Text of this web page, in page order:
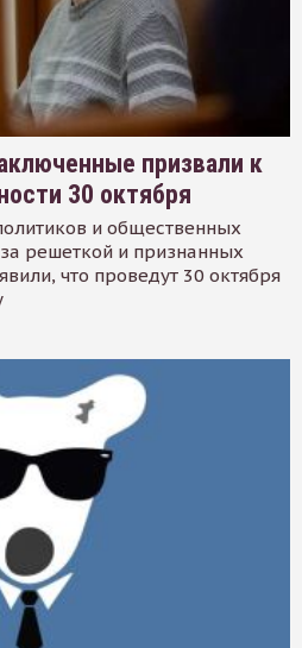
призвали к
30 октября
и общественных
решеткой и признанных
что проведут 30 октября